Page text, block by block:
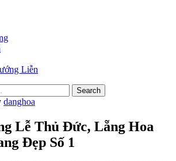
Liễn
danghoa
Lễ Thủ Đức, Lẵng Hoa
Đẹp Số 1